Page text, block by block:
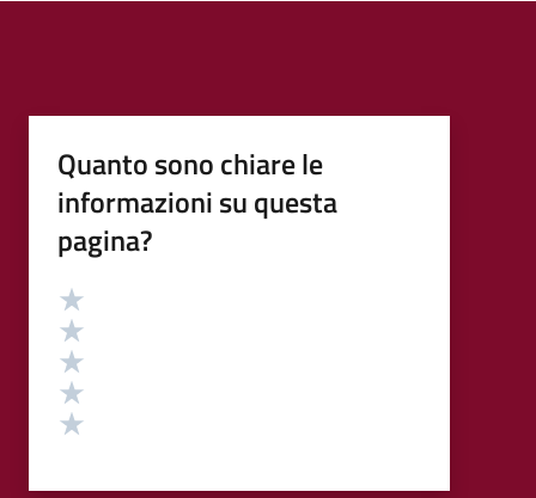
Quanto sono chiare le
informazioni su questa
pagina?
Valutazione